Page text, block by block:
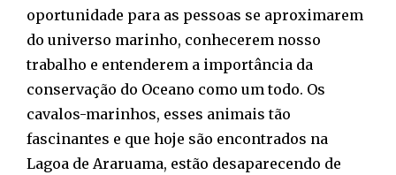
oportunidade para as pessoas se aproximarem
do universo marinho, conhecerem nosso
trabalho e entenderem a importância da
conservação do Oceano como um todo. Os
cavalos-marinhos, esses animais tão
fascinantes e que hoje são encontrados na
Lagoa de Araruama, estão desaparecendo de